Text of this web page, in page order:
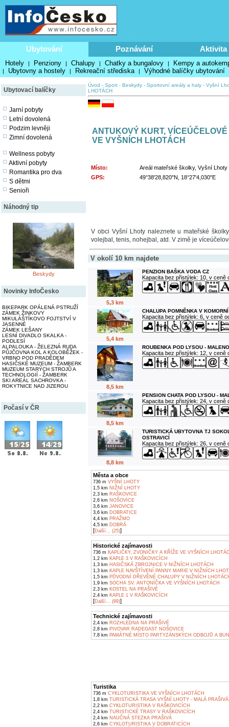
Ubytování Poznávání Aktivita
Hotely | Penziony | Chalupy | Chatky a bungalovy | Kempy a
| Ubytovny a hostely | Rekreační střediska | Výhodné balíčky ubytování
Ubytovací balíčky
Jarní pobyty
Letní dovolená
Podzim levněji
Zimní dovolená
Wellness pobyty
Aktivní pobyty
Romantika pro dva
S dětmi
Senioři
Náhodný tip
Beskydy
Novinky InfoČesko
BIKEPARK OPÁLENÁ PSTRUŽÍ
ZÁMEK ŽINKOVY
MIKULÁŠTÍKOVO FOJTSTVÍ V
JASENNÉ
ZÁMEK LEŠANY
LESNÍ DIVADLO SKALKA -
PODLESÍ
ALPALOUKA - ŽELEZNÁ RUDA
PŮJČOVNA KOL A KOLOBĚŽEK -
VRBNO POD PRADĚDEM
HASIČSKÉ MUZEUM - ŽAMBERK
MUZEUM STARÝCH STROJŮ A
TECHNOLOGIÍ - ŽAMBERK
SKI AREÁL SACHROVKA -
ROKYTNICE NAD JIZEROU
Počasí v ČR
Úvod - Sport - Beskydy - Sportovní areály a haly - Vyšní
LHOTÁCH
ANTUKOVÝ KURT,
VE VYŠNÍCH LHOTÁCH
Místo:
Areál mateřské školky, Vyšní Lhoty
GPS:
49°38'28,820"N, 18°27'4,030"E
V obci Vyšní Lhoty naleznete u mateřské
volejbal, tenis, nohejbal, atd. V zimě je
V okolí 10 km najdete
5,3 km
PENZION BAŠKA VODA CZ
Kapacita bez přistýlek: 10, v ceně
5,4 km
CHALUPA POMNĚNKA V
Kapacita bez přistýlek: 6, v ceně
8,5 km
ROUBENKA POD LYSOU -
Kapacita bez přistýlek: 12, v ceně
8,5 km
PENSION CHATA POD LYSOU -
Kapacita bez přistýlek: 24, v ceně
8,8 km
TURISTICKÁ UBYTOVNA TJ
OSTRAVICÍ
Kapacita bez přistýlek: 26, v ceně
Města a obce
736 m VYŠNÍ LHOTY
1,5 km NIŽNÍ LHOTY
2,3 km RAŠKOVICE
2,6 km NOŠOVICE
3,6 km JANOVICE
3,6 km DOBRATICE
4,4 km PRAŽMO
4,5 km DOBRÁ
[Další... (25)]
Historické zajímavosti
736 m KAPLIČKY, ZVONIČKY A KŘÍŽE VE VYŠNÍCH
1,2 km KAPLE 3 V RAŠKOVICÍCH
1,3 km HASIČSKÁ ZBROJNICE V NIŽNÍCH LHOTÁCH
1,3 km KAPLE NAVŠTÍVENÍ PANNY MARIE V NIŽNÍCH
1,5 km PŮVODNÍ DŘEVĚNÉ CHALUPY V NIŽNÍCH
1,9 km SOCHA SV. ANTONÍČKA VE VYŠNÍCH LHOTÁCH
2,3 km KOSTEL NA PRAŠIVÉ
2,4 km KAPLE 1 V RAŠKOVICÍCH
[Další... (89)]
Technické zajímavosti
2,4 km ROZHLEDNA NA PRAŠIVÉ
2,8 km PIVOVAR RADEGAST NOŠOVICE
7,8 km PAMÁTNÉ MÍSTO PARTYZÁNSKÝCH ODBOJŮ A
Turistika
736 m CYKLOTURISTIKA VE VYŠNÍCH LHOTÁCH
1,8 km TURISTICKÁ TRASA VYŠNÍ LHOTY - MALÁ PRAŠIVÁ
2,2 km CYKLOTURISTIKA V RAŠKOVICÍCH
2,4 km TURISTICKÉ TRASY V RAŠKOVICÍCH
2,4 km NAUČNÁ STEZKA PRAŠIVÁ
2,6 km CYKLOTURISTIKA V DOBRATICÍCH